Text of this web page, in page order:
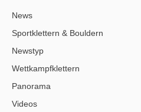
News
Sportklettern & Bouldern
Newstyp
Wettkampfklettern
Panorama
Videos